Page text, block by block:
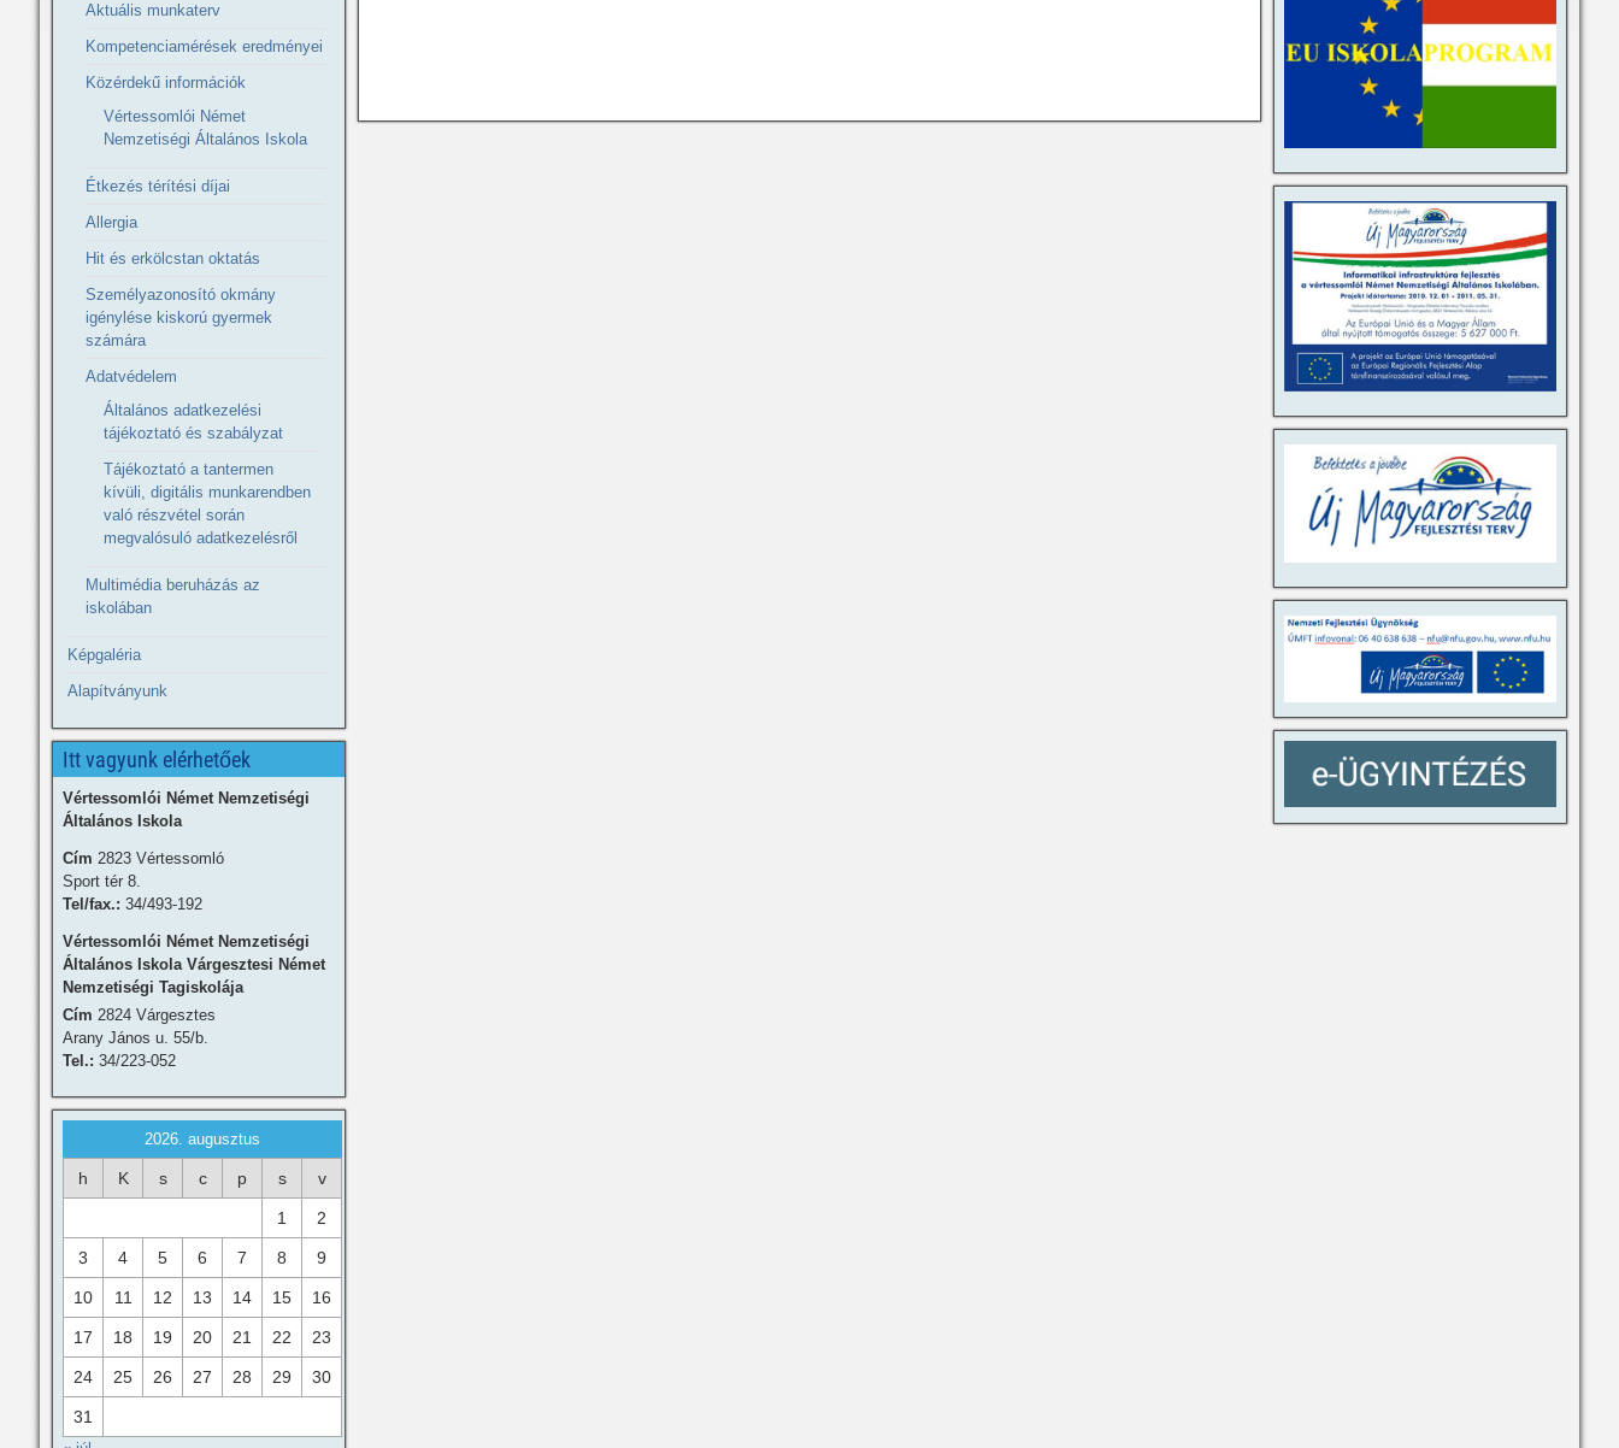
Aktuális munkaterv
Kompetenciamérések eredményei
Közérdekű információk
Vértessomlói Német
Nemzetiségi Általános Iskola
Étkezés térítési díjai
Allergia
Hit és erkölcstan oktatás
Személyazonosító okmány
igénylése kiskorú gyermek
számára
Adatvédelem
Általános adatkezelési
tájékoztató és szabályzat
Tájékoztató a tantermen
kívüli, digitális munkarendben
való részvétel során
megvalósuló adatkezelésről
Multimédia beruházás az
iskolában
Képgaléria
Alapítványunk
Itt vagyunk elérhetőek
Vértessomlói Német Nemzetiségi
Általános Iskola
Cím 2823 Vértessomló
Sport tér 8.
Tel/fax.: 34/493-192
Vértessomlói Német Nemzetiségi
Általános Iskola Várgesztesi Német
Nemzetiségi Tagiskolája
Cím 2824 Várgesztes
Arany János u. 55/b.
Tel.: 34/223-052
2026. augusztus
h K s c p s v
1 2
3 4 5 6 7 8 9
10 11 12 13 14 15 16
17 18 19 20 21 22 23
24 25 26 27 28 29 30
31